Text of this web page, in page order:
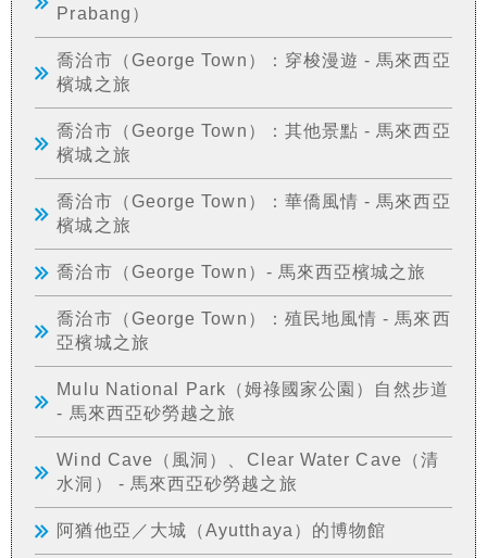
Prabang）
喬治市（George Town）：穿梭漫遊 - 馬來西亞
檳城之旅
喬治市（George Town）：其他景點 - 馬來西亞
檳城之旅
喬治市（George Town）：華僑風情 - 馬來西亞
檳城之旅
喬治市（George Town）- 馬來西亞檳城之旅
喬治市（George Town）：殖民地風情 - 馬來西
亞檳城之旅
Mulu National Park（姆祿國家公園）自然步道
- 馬來西亞砂勞越之旅
Wind Cave（風洞）、Clear Water Cave（清
水洞） - 馬來西亞砂勞越之旅
阿猶他亞／大城（Ayutthaya）的博物館